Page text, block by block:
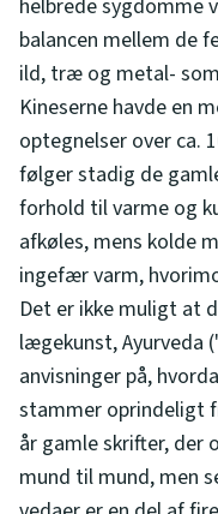
helbrede sygdomme
balancen mellem de
ild, træ og metal-
Kineserne havde en
optegnelser over ca.
følger stadig de
forhold til varme og
afkøles, mens kolde
ingefær varm,
Det er ikke muligt at
lægekunst, Ayurveda
anvisninger på,
stammer oprindeligt
år gamle skrifter, der
mund til mund, men